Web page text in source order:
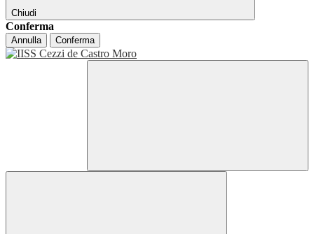
Chiudi
Conferma
Annulla Conferma